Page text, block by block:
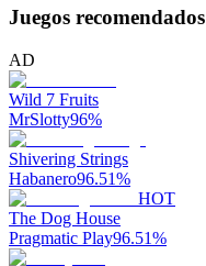
Juegos recomendados
AD
Wild 7 Fruits
MrSlotty96%
Shivering Strings
Habanero96.51%
HOT
The Dog House
Pragmatic Play96.51%